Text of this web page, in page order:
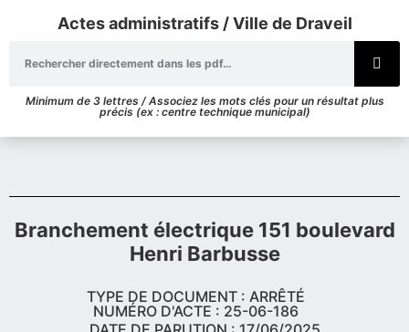
Actes administratifs / Ville de Draveil
Minimum de 3 lettres / Associez les mots clés pour un résultat plus
précis (ex : centre technique municipal)
Branchement électrique 151 boulevard
Henri Barbusse
TYPE DE DOCUMENT : ARRÊTÉ
NUMÉRO D'ACTE : 25-06-186